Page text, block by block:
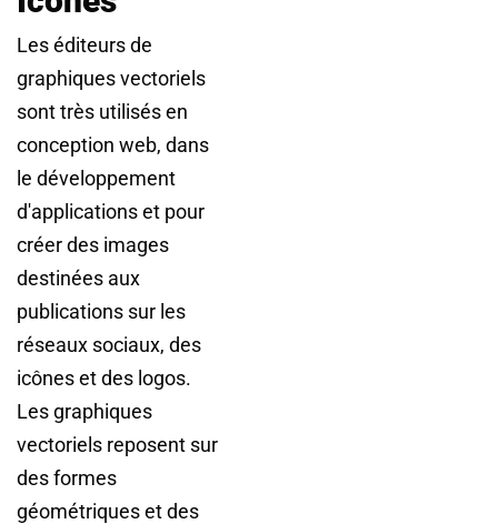
Les éditeurs de
graphiques vectoriels
sont très utilisés en
conception web, dans
le développement
d'applications et pour
créer des images
destinées aux
publications sur les
réseaux sociaux, des
icônes et des logos.
Les graphiques
vectoriels reposent sur
des formes
géométriques et des